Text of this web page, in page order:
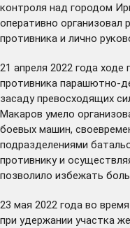
контроля над городом
оперативно
противника и лично
21 апреля 2022 года
противника парашютно-
засаду превосходящих
Макаров умело
боевых машин,
подразделениями
противнику и
позволило избежать
23 мая 2022 года во
при удержании участка